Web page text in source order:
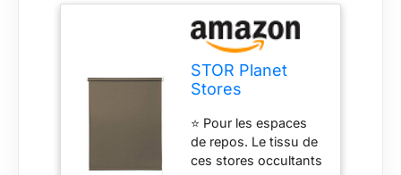
STOR Planet
Stores
Enrouleur
occultant pour
Chambres à
⭐ Pour les espaces
de repos. Le tissu de
ces stores occultants